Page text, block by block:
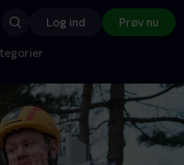
Log ind Prøv nu